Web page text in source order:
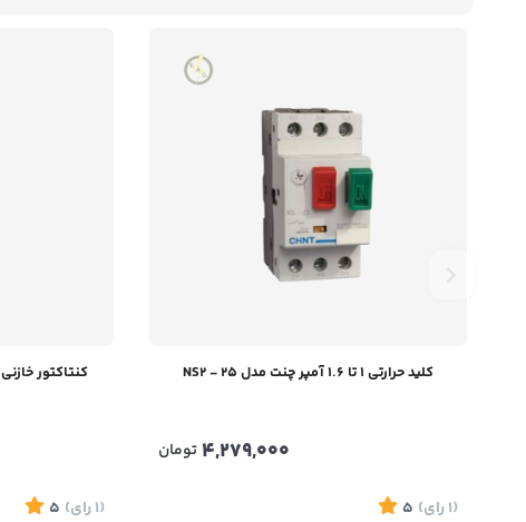
کلید حرارتی 1 تا 1.6 آمپر چنت مدل NS2 - 25
4,279,000 تومان
(1 رای)
5
کنتاکتور خازنی 50 کیلو وار AC چنت سری CJ19
(1 رای)
5